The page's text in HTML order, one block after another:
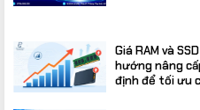
Giá RAM và
hướng nâng
định để tối ưu